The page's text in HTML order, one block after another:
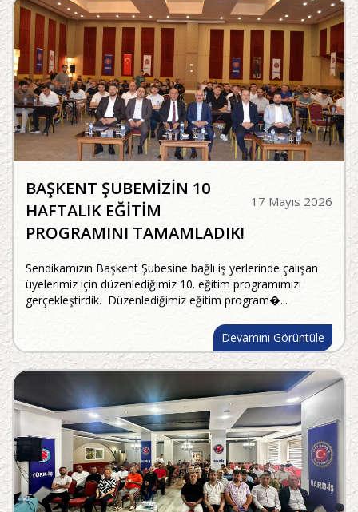
17 Mayıs 2026
BAŞKENT ŞUBEMİZİN 10
HAFTALIK EĞİTİM
PROGRAMINI TAMAMLADIK!
Sendikamızın Başkent Şubesine bağlı iş yerlerinde çalışan
üyelerimiz için düzenlediğimiz 10. eğitim programımızı
gerçekleştirdik. Düzenlediğimiz eğitim program�...
Devamını Görüntüle